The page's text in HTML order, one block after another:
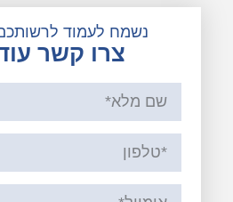
נשמח לעמוד
צרו קשר